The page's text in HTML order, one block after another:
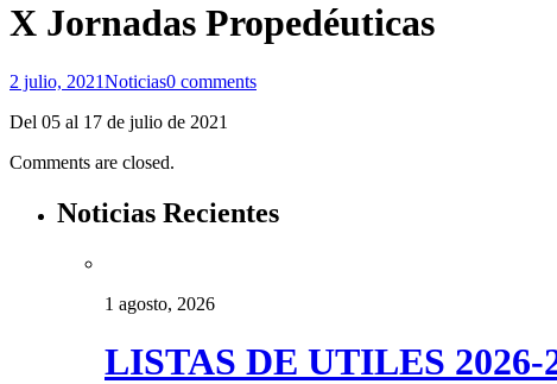
X Jornadas Propedéuticas
2 julio, 2021Noticias0 comments
Del 05 al 17 de julio de 2021
Comments are closed.
Noticias Recientes
1 agosto, 2026
LISTAS DE UTILES 2026-